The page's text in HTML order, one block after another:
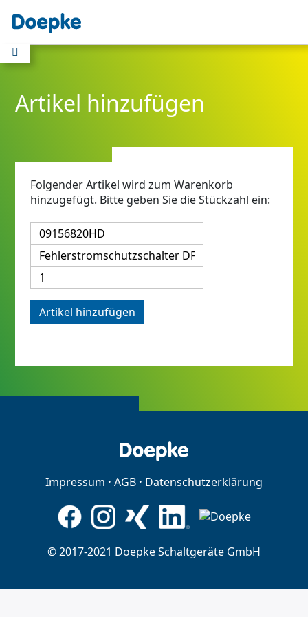
Artikel hinzufügen
Folgender Artikel wird zum Warenkorb
hinzugefügt. Bitte geben Sie die Stückzahl ein:
Artikel hinzufügen
Impressum AGB Datenschutzerklärung
© 2017-2021 Doepke Schaltgeräte GmbH